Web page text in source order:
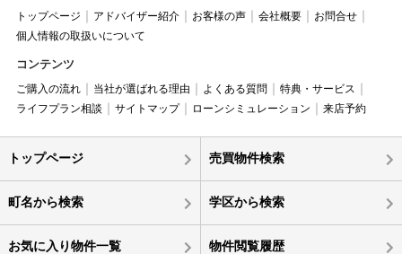
トップページ アドバイザー紹介 お客様の声 会社概要
お問合せ
個人情報の取扱いについて
コンテンツ
ご購入の流れ 当社が選ばれる理由 よくある質問
特典・サービス
ライフプラン相談
サイトマップ ローンシミュレーション 来店予約
トップページ 売買物件検索
町名から検索 学区から検索
お気に入り物件一覧 物件閲覧履歴